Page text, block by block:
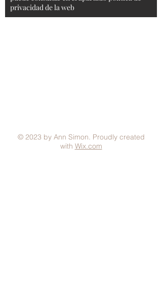
privacidad de la web
© 2023 by Ann Simon. Proudly created
with Wix.com